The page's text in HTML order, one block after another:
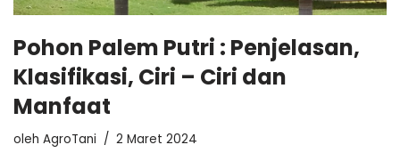
Pohon Palem Putri : Penjelasan,
Klasifikasi, Ciri – Ciri dan
Manfaat
oleh AgroTani 2 Maret 2024